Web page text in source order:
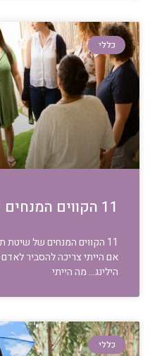
כללי
11 הקווים המנחים של שיטת תטא הילינג
11 הקווים המנחים של
אם הייתי צריכה להסביר
הילינג… מה הייתי
כללי